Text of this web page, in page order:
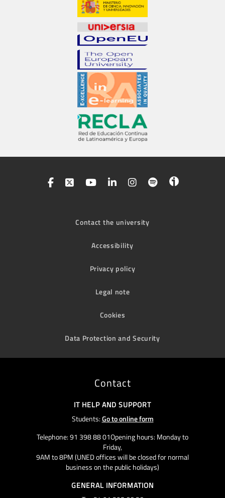
Contact the university
Accessibility
Privacy policy
Legal note
Cookies
Data Protection and Security
Contact
IT HELP AND SUPPORT
Students:Go to online form
Telephone: 91 398 88 01Opening hours: Monday to
Friday,
9AM to 8PM (UNED offices will be closed for normal
business on the public holidays)
GENERAL INFORMATION